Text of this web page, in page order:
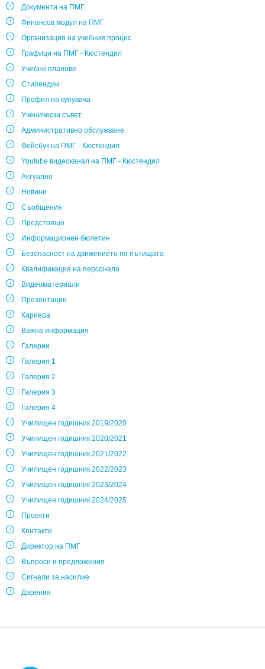
Документи на ПМГ
Финансов модул на ПМГ
Организация на учебния процес
Графици на ПМГ - Кюстендил
Учебни планове
Стипендии
Профил на купувача
Ученически съвет
Административно обслужване
Фейсбук на ПМГ - Кюстендил
Youtube видеоканал на ПМГ - Кюстендил
Актуално
Новини
Съобщения
Предстоящо
Информационен бюлетин
Безопасност на движението по пътищата
Квалификация на персонала
Видеоматериали
Презентации
Кариера
Важна информация
Галерии
Галерия 1
Галерия 2
Галерия 3
Галерия 4
Училищен годишник 2019/2020
Училищен годишник 2020/2021
Училищен годишник 2021/2022
Училищен годишник 2022/2023
Училищен годишник 2023/2024
Училищен годишник 2024/2025
Проекти
Контакти
Директор на ПМГ
Въпроси и предложения
Сигнали за насилие
Дарения